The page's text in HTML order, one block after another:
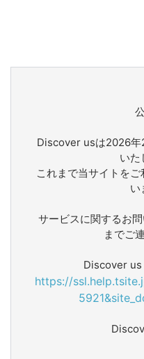
Discover usは2026年
いた
これまで当サイトを
い
サービスに関するお
までご
Discover us
https://